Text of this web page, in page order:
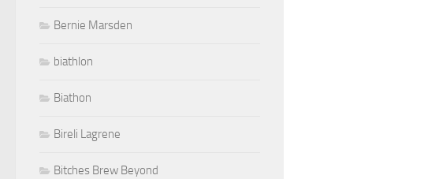
Bernie Marsden
biathlon
Biathon
Bireli Lagrene
Bitches Brew Beyond